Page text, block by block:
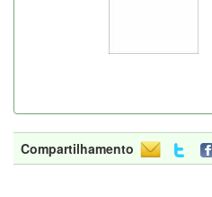
Compartilhamento